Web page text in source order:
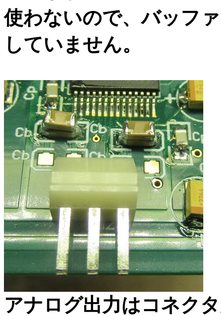
使わないので、バッフ
していません。
アナログ出力はコネク